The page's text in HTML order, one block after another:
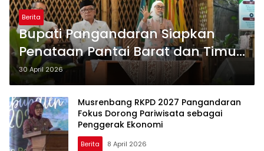
Berita
Bupati Pangandaran Siapkan
Penataan Pantai Barat dan Timur
untuk Wujudkan Wisata Tertib
dan Berkelanjutan
30 April 2026
Musrenbang RKPD 2027 Pangandaran
Fokus Dorong Pariwisata sebagai
Penggerak Ekonomi
Berita 8 April 2026